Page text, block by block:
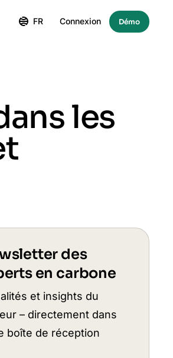
FR Connexion Démo
les
des
en carbone
et insights du
– directement dans
boîte de réception